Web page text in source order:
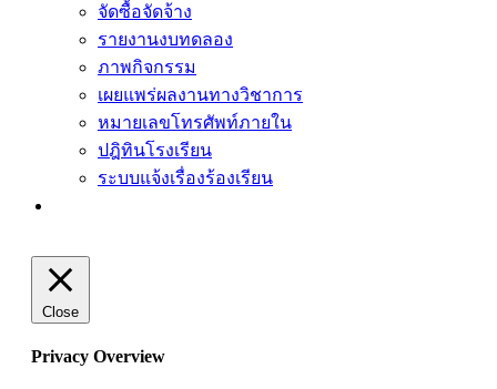
จัดซื้อจัดจ้าง
รายงานงบทดลอง
ภาพกิจกรรม
เผยแพร่ผลงานทางวิชาการ
หมายเลขโทรศัพท์ภายใน
ปฎิทินโรงเรียน
ระบบแจ้งเรื่องร้องเรียน
Close
Privacy Overview